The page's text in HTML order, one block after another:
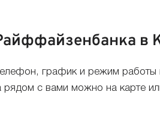
в
график и режим
с вами можно на карте